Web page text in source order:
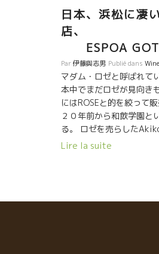
日本、浜松に凄
ESPOA
Par伊藤與志男 Publié dans
マダム・ロゼと呼ばれて
本中でまだロゼが見向き
にはROSEと的を絞って
２０年前から和飲学園と
る。 ロゼを売らした
いないでしょう。 ロ
Lire la suite